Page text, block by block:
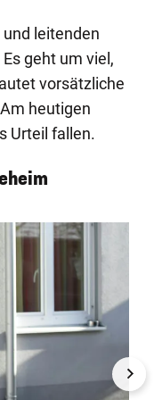
leitenden
geht um viel,
vorsätzliche
heutigen
Urteil fallen.